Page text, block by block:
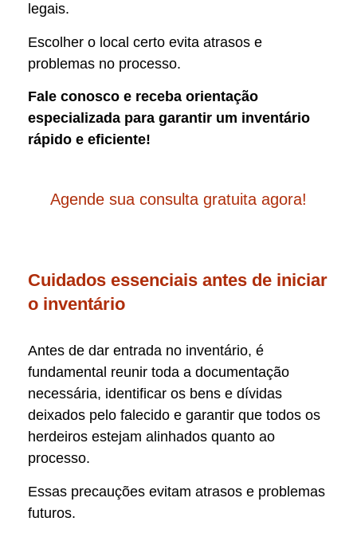
legais.
Escolher o local certo evita atrasos e
problemas no processo.
Fale conosco e receba orientação
especializada para garantir um inventário
rápido e eficiente!
Agende sua consulta gratuita agora!
Cuidados essenciais antes de iniciar
o inventário
Antes de dar entrada no inventário, é
fundamental reunir toda a documentação
necessária, identificar os bens e dívidas
deixados pelo falecido e garantir que todos os
herdeiros estejam alinhados quanto ao
processo.
Essas precauções evitam atrasos e problemas
futuros.